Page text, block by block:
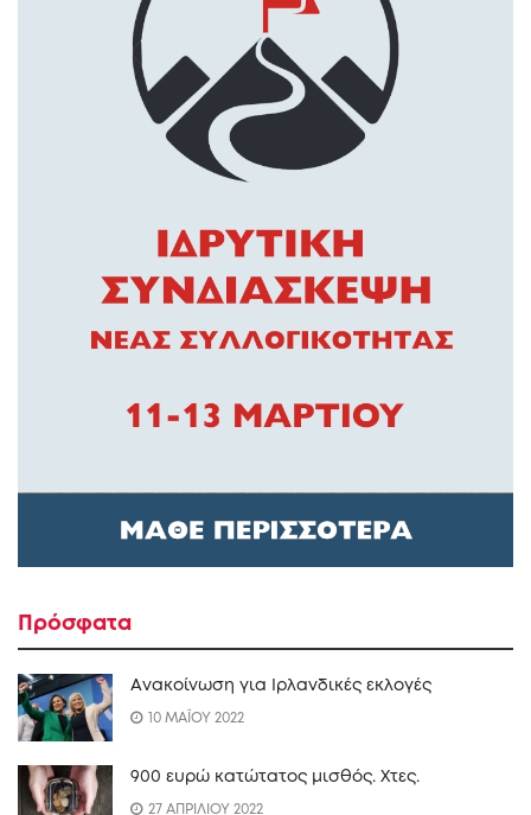
Πρόσφατα
Ανακοίνωση για Ιρλανδικές εκλογές
10 ΜΑΪΟΥ 2022
900 ευρώ κατώτατος μισθός. Xτες.
27 ΑΠΡΙΛΙΟΥ 2022